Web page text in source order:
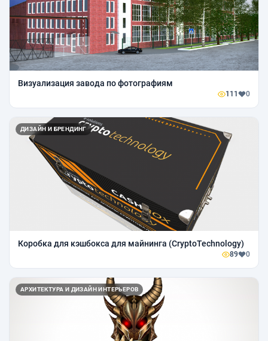
Визуализация завода по фотографиям
111 0
ДИЗАЙН И БРЕНДИНГ
Коробка для кэшбокса для майнинга (CryptoTechnology)
89 0
АРХИТЕКТУРА И ДИЗАЙН ИНТЕРЬЕРОВ